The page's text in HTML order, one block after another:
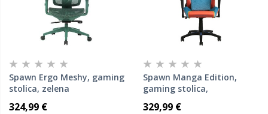
Spawn Ergo Meshy, gaming
stolica, zelena
324,99 €
Spawn Manga Edition,
gaming stolica,
329,99 €